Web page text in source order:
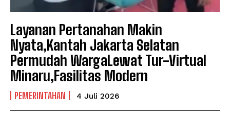
Layanan Pertanahan Makin
Nyata,Kantah Jakarta Selatan
Permudah WargaLewat Tur-Virtual
Minaru,Fasilitas Modern
PEMERINTAHAN 4 Juli 2026